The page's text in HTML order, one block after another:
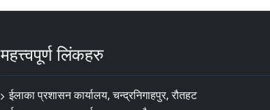
महत्त्वपूर्ण लिंकहरु
ईलाका प्रशासन कार्यालय, चन्द्रनिगाहपुर, रौतहट